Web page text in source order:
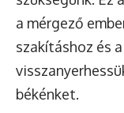
a mérgező
szakításhoz és
békénket.